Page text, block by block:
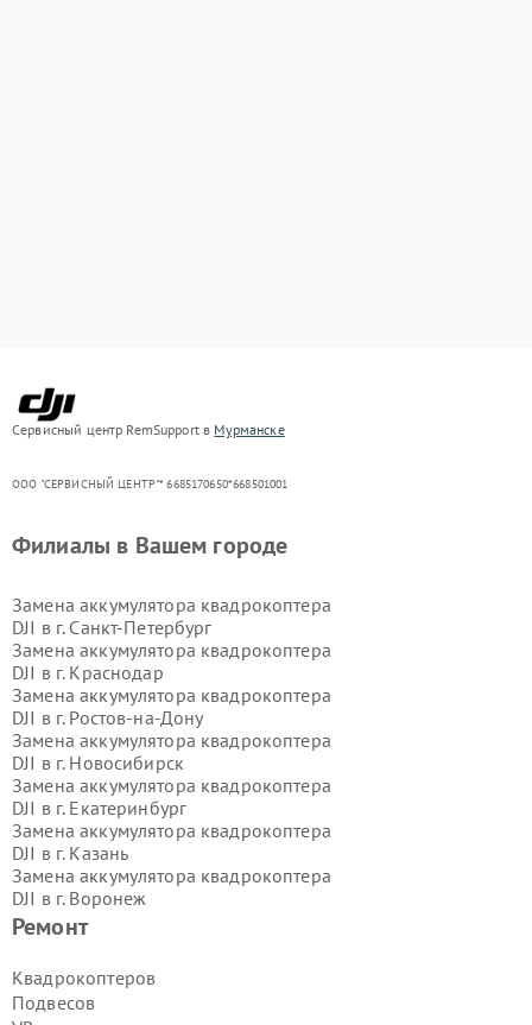
Сервисный центр RemSupport в Мурманске
ООО "СЕРВИСНЫЙ ЦЕНТР"* 6685170650*668501001
Ремонт
Квадрокоптеров
Подвесов
Филиалы в Вашем городе
Замена аккумулятора квадрокоптера
DJI в г. Санкт-Петербург
Замена аккумулятора квадрокоптера
DJI в г. Краснодар
Замена аккумулятора квадрокоптера
DJI в г. Ростов-на-Дону
Замена аккумулятора квадрокоптера
DJI в г. Новосибирск
Замена аккумулятора квадрокоптера
DJI в г. Екатеринбург
Замена аккумулятора квадрокоптера
DJI в г. Казань
Замена аккумулятора квадрокоптера
DJI в г. Воронеж
Замена аккумулятора квадрокоптера
Замена аккумулятора квадрокоптера
DJI в г.Самара
Замена аккумулятора квадрокоптера